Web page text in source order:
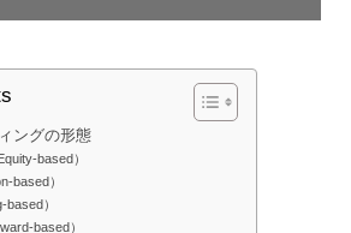
ングの形態
based）
based）
based）
based）